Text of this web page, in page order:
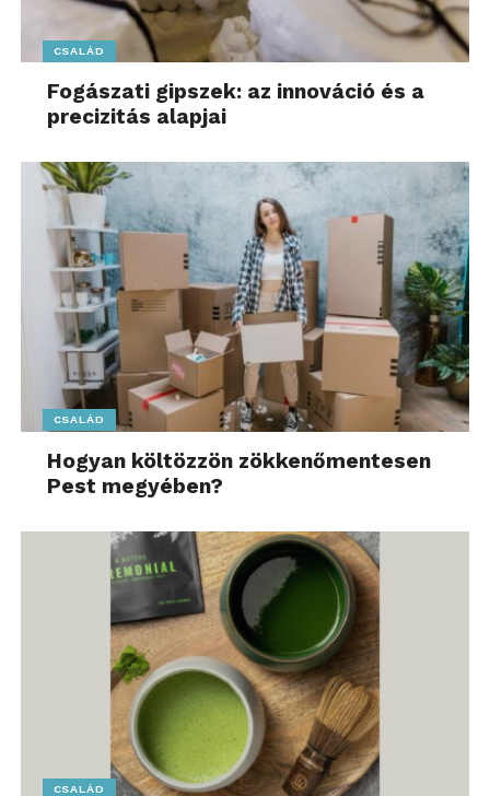
CSALÁD
Fogászati gipszek: az innováció és a
precizitás alapjai
CSALÁD
Hogyan költözzön zökkenőmentesen
Pest megyében?
CSALÁD